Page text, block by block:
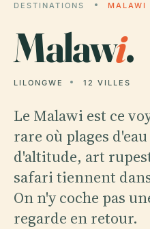
DESTINATIONS MALAWI
Malawi.
LILONGWE 12 VILLES
Le Malawi est ce
rare où plages
d'altitude, art
safari tiennent
On n'y coche pas
regarde en retour.